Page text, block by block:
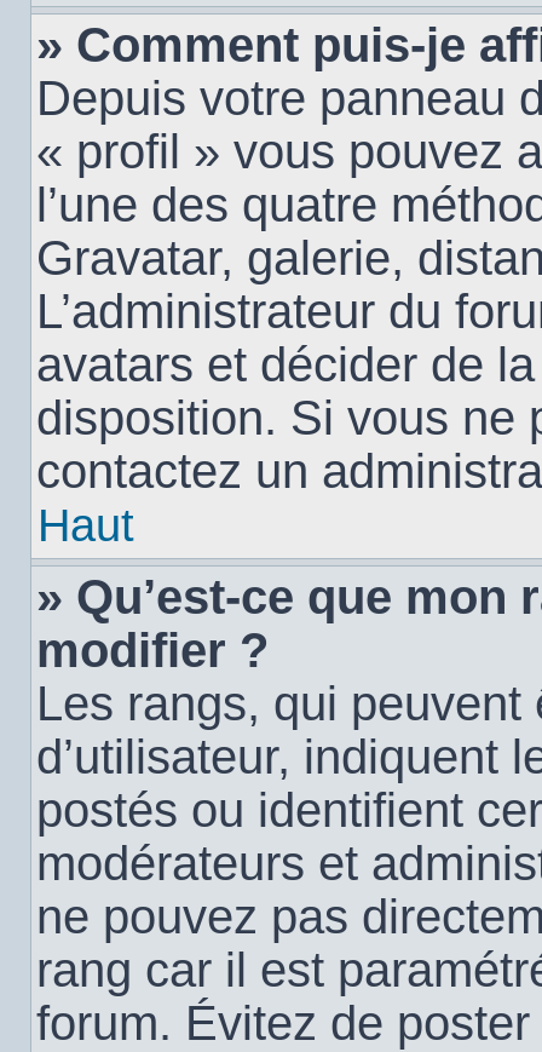
» Comment puis-je
Depuis votre panneau
« profil » vous pouvez
l’une des quatre
Gravatar, galerie,
L’administrateur du
avatars et décider de
disposition. Si vous ne
contactez un
Haut
» Qu’est-ce que mon
modifier ?
Les rangs, qui
d’utilisateur, indiquent
postés ou identifient
modérateurs et
ne pouvez pas
rang car il est
forum. Évitez de